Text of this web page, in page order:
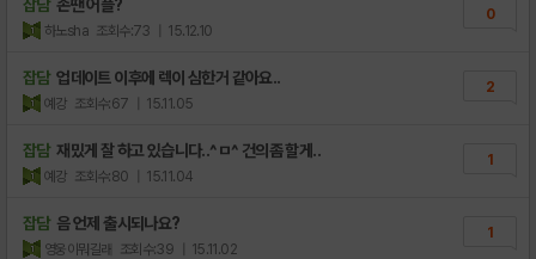
잡담 손땐 어플?
하노sha 조회수:73 | 15.12.10
0
잡담 업데이트 이후에 렉이 심한거 같아요..
예강 조회수:67 | 15.11.05
2
잡담 재밌게 잘 하고 있습니다..^ㅁ^ 건의좀 할게..
예강 조회수:80 | 15.11.04
1
잡담 음 언제 출시되나요?
영웅이뭐길래 조회수:39 | 15.11.02
1